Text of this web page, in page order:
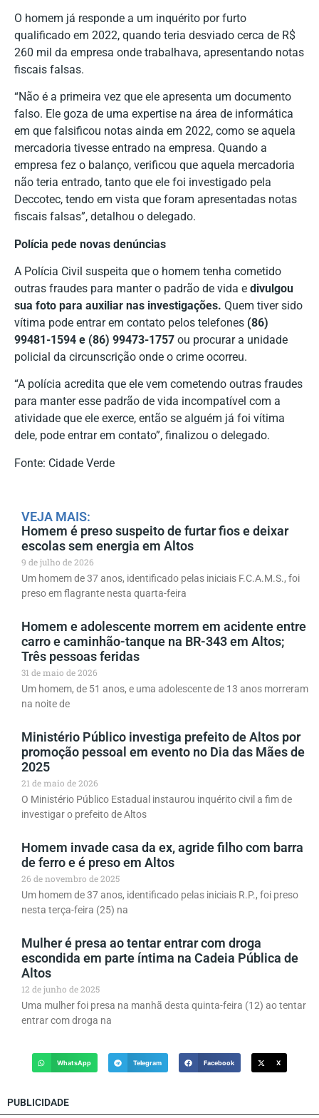
O homem já responde a um inquérito por furto
qualificado em 2022, quando teria desviado cerca de R$
260 mil da empresa onde trabalhava, apresentando notas
fiscais falsas.
“Não é a primeira vez que ele apresenta um documento
falso. Ele goza de uma expertise na área de informática
em que falsificou notas ainda em 2022, como se aquela
mercadoria tivesse entrado na empresa. Quando a
empresa fez o balanço, verificou que aquela mercadoria
não teria entrado, tanto que ele foi investigado pela
Deccotec, tendo em vista que foram apresentadas notas
fiscais falsas”, detalhou o delegado.
Polícia pede novas denúncias
A Polícia Civil suspeita que o homem tenha cometido
outras fraudes para manter o padrão de vida e divulgou
sua foto para auxiliar nas investigações. Quem tiver sido
vítima pode entrar em contato pelos telefones (86)
99481-1594 e (86) 99473-1757 ou procurar a unidade
policial da circunscrição onde o crime ocorreu.
“A polícia acredita que ele vem cometendo outras fraudes
para manter esse padrão de vida incompatível com a
atividade que ele exerce, então se alguém já foi vítima
dele, pode entrar em contato”, finalizou o delegado.
Fonte: Cidade Verde
VEJA MAIS:
Homem é preso suspeito de furtar fios e deixar
escolas sem energia em Altos
9 de julho de 2026
Um homem de 37 anos, identificado pelas iniciais F.C.A.M.S., foi
preso em flagrante nesta quarta-feira
Homem e adolescente morrem em acidente entre
carro e caminhão-tanque na BR-343 em Altos;
Três pessoas feridas
31 de maio de 2026
Um homem, de 51 anos, e uma adolescente de 13 anos morreram
na noite de
Ministério Público investiga prefeito de Altos por
promoção pessoal em evento no Dia das Mães de
2025
21 de maio de 2026
O Ministério Público Estadual instaurou inquérito civil a fim de
investigar o prefeito de Altos
Homem invade casa da ex, agride filho com barra
de ferro e é preso em Altos
26 de novembro de 2025
Um homem de 37 anos, identificado pelas iniciais R.P., foi preso
nesta terça-feira (25) na
Mulher é presa ao tentar entrar com droga
escondida em parte íntima na Cadeia Pública de
Altos
12 de junho de 2025
Uma mulher foi presa na manhã desta quinta-feira (12) ao tentar
entrar com droga na
WhatsApp Telegram Facebook X
PUBLICIDADE